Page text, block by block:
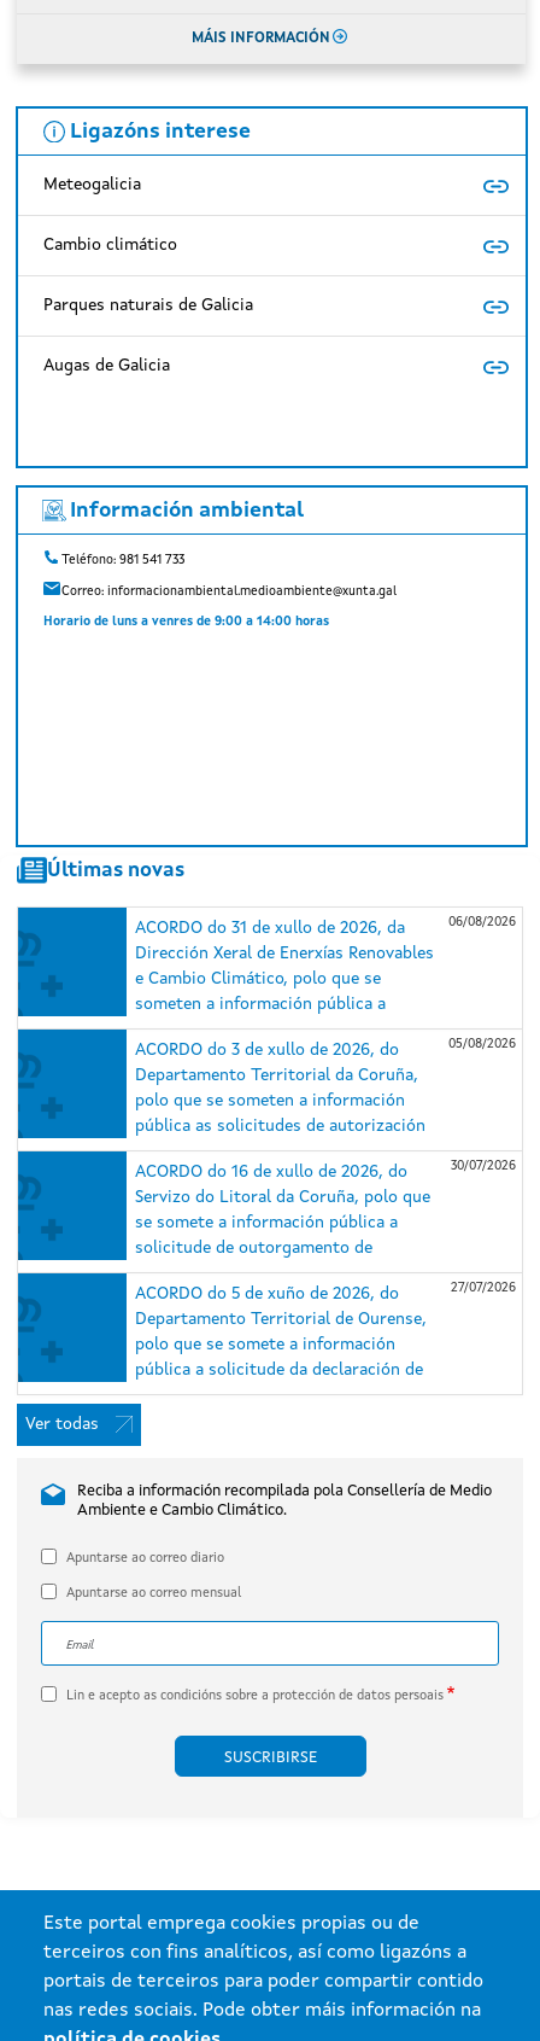
Este portal emprega cookies propias ou de
terceiros con fins analíticos, así como ligazóns a
portais de terceiros para poder compartir contido
nas redes sociais. Pode obter máis información na
Últimas novas
ACORDO do 31 de xullo de 2026, da
Dirección Xeral de Enerxías Renovables
e Cambio Climático, polo que se
someten a información pública a
solicitude de autorización
administrativa previa e de construción
e o estudo de impacto ambiental (EsIA)
do proxecto do parque eólico
Repotenciación Serra da Loba e das
súas infraestruturas de evacuación,
nos concellos de Guitiriz e Xermade
(Lugo) e Aranga e Monfero (A Coruña)
(expediente IN408A 2025/018).
06/08/2026
ACORDO do 3 de xullo de 2026, do
Departamento Territorial da Coruña,
polo que se someten a información
pública as solicitudes de autorización
administrativa previa e de construción
e o estudo de impacto ambiental dos
proxectos do parque eólico
Repotenciación Barbanza I (expediente
IN408A 2025/007) e do parque eólico
Repotenciación Barbanza II (expediente
IN408A 2025/006), situados nos
concellos do Porto do Son, A Pobra do
Caramiñal e Boiro (A Coruña).
05/08/2026
ACORDO do 16 de xullo de 2026, do
Servizo do Litoral da Coruña, polo que
se somete a información pública a
solicitude de outorgamento de
concesión de ocupación de dominio
público marítimo-terrestre para caseta
de salvamento, duchas e lavapés na
praia de Gandarío, no concello de
Bergondo (A Coruña).
30/07/2026
ACORDO do 5 de xuño de 2026, do
Departamento Territorial de Ourense,
polo que se somete a información
pública a solicitude da declaración de
utilidade pública, en concreto, coa
proxecto do parque eólico Xesteirón,
Montederramo (Ourense), promovido
(expediente IN408A 2020/032B).
27/07/2026
Ver todas
Reciba a información recompilada pola Consellería de Medio
Ambiente e Cambio Climático.
Apuntarse ao correo diario
Apuntarse ao correo mensual
Lin e acepto as condicións sobre a protección de datos persoais
MÁIS INFORMACIÓN
Ligazóns interese
Meteogalicia
Cambio climático
Parques naturais de Galicia
Augas de Galicia
Información ambiental
Teléfono: 981 541 733
Correo:informacionambiental.medioambiente@xunta.gal
Horario de luns a venres de 9:00 a 14:00 horas